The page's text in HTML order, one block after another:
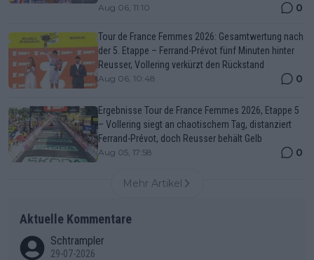
Aug 06, 11:10 0
Tour de France Femmes 2026: Gesamtwertung nach
der 5. Etappe – Ferrand-Prévot fünf Minuten hinter
Reusser, Vollering verkürzt den Rückstand
Aug 06, 10:48 0
Ergebnisse Tour de France Femmes 2026, Etappe 5
– Vollering siegt an chaotischem Tag, distanziert
Ferrand-Prévot, doch Reusser behält Gelb
Aug 05, 17:58 0
Mehr Artikel
Aktuelle Kommentare
Schtrampler
29-07-2026